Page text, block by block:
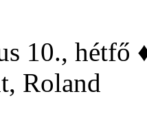
10.,
Ro­land